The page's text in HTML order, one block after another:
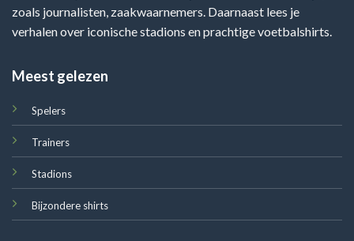
zoals journalisten, zaakwaarnemers. Daarnaast lees je
verhalen over iconische stadions en prachtige voetbalshirts.
Meest gelezen
Spelers
Trainers
Stadions
Bijzondere shirts